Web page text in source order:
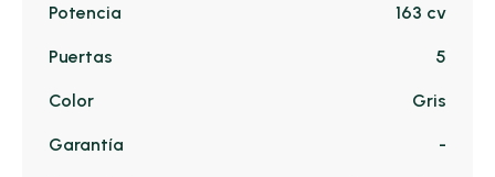
Potencia 163 cv
Puertas 5
Color Gris
Garantía -